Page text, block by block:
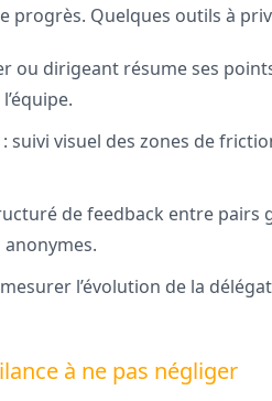
progrès. Quelques outils à
ou dirigeant résume ses
suivi visuel des zones de
de feedback entre pairs
l’évolution de la
à ne pas négliger